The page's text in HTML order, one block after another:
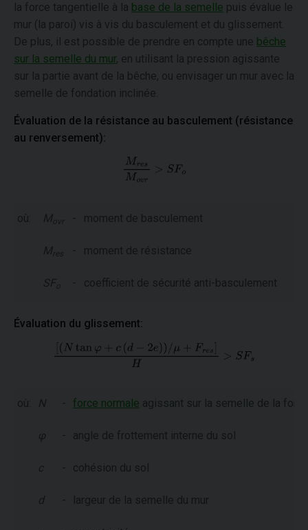
la force tangentielle à la base de la semelle puis évalue le
mur (la paroi) vis à vis du basculement et du glissement.
De plus, il est possible de prendre en compte une bêche
sur la semelle du mur, en utilisant la pression agissante
sur la partie avant de la bêche, ou envisager un mur avec la
semelle de fondation inclinée.
Évaluation de la résistance au basculement (résistance
au renversement):
où: M ovr - moment de basculement
Mres - moment de résistance
SF - coefficient de sécurité anti-basculement
Évaluation du glissement:
où: N - force normale agissant sur la semelle de la
φ - angle de frottement interne du sol
c - cohésion du sol
d - largeur de la semelle du mur